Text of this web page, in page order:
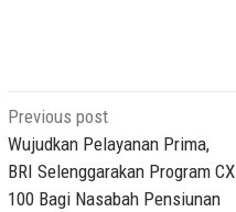
Post
navigation
Previous post
Wujudkan Pelayanan Prima,
BRI Selenggarakan Program CX
100 Bagi Nasabah Pensiunan